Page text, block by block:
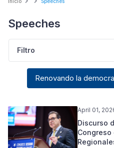
Speeches
Filtro
Renovando la
April 01,
Discurso